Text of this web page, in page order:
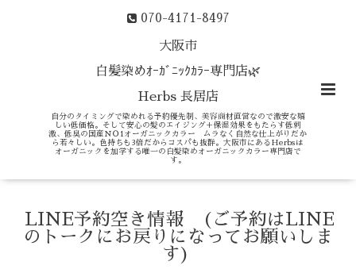
070-4171-8497
大阪市
白髪染めｵｰｶﾞﾆｯｸｶﾗｰ専門店🌿
Herbs 長居店
自分のタイミングで染めれる予約優先制、美容商材直営なので激安な嬉
しい低価格。そして安心の髪のエイジング＋保湿効果をもたらす低刺
激、低臭の国産ＮＯ1オーガニックカラー ムラなく自然な仕上がりだか
ら若々しい。色持ちも3倍だからコスパも抜群。大阪市にあるHerbsは
オーガニックを加学する唯一の白髪染めオーガニックカラー専門店で
す。
LINE予約空き情報 (ご予約はLINE
のトークにお戻りになってお願いしま
す)